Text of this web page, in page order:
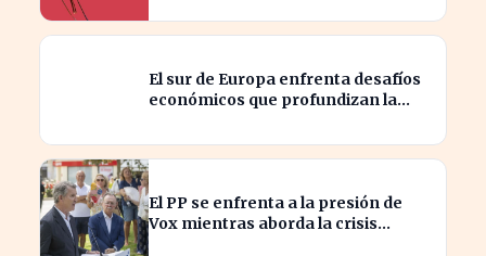
El sur de Europa enfrenta desafíos
económicos que profundizan la
El PP se enfrenta a la presión de
Vox mientras aborda la crisis